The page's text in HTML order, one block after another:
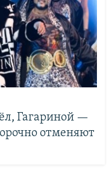
Гагариной —
отменяют